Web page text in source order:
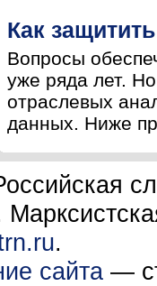
Как
Вопросы
уже ряда лет.
отраслевых
данных. Ниже
.
сайта —